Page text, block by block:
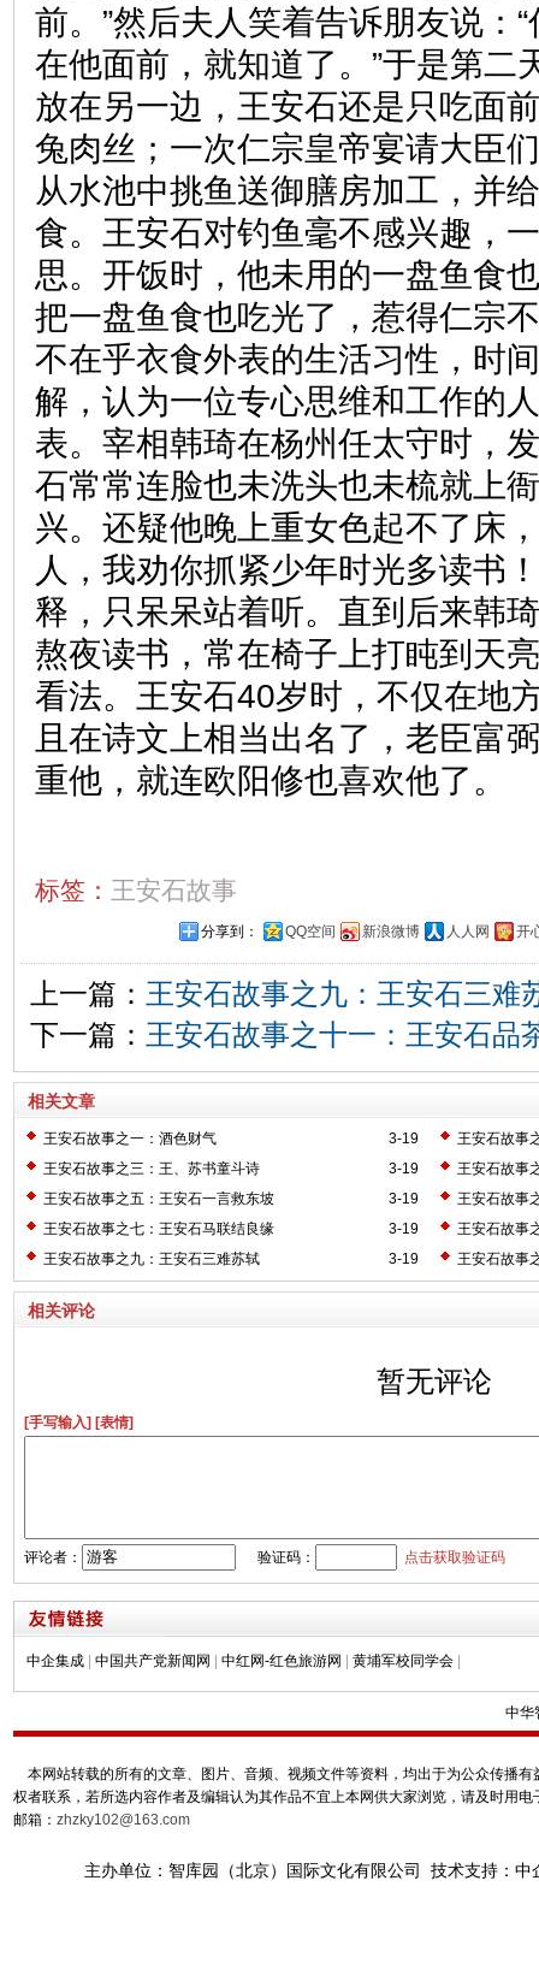
前。”然后夫人笑着告诉朋友说：
在他面前，就知道了。”于是第二
放在另一边，王安石还是只吃面
兔肉丝；一次仁宗皇帝宴请大臣
从水池中挑鱼送御膳房加工，并
食。王安石对钓鱼毫不感兴趣，
思。开饭时，他未用的一盘鱼食
把一盘鱼食也吃光了，惹得仁宗
不在乎衣食外表的生活习性，时
解，认为一位专心思维和工作的
表。宰相韩琦在杨州任太守时，
石常常连脸也未洗头也未梳就上
兴。还疑他晚上重女色起不了床
人，我劝你抓紧少年时光多读书
释，只呆呆站着听。直到后来韩
熬夜读书，常在椅子上打盹到天
看法。王安石40岁时，不仅在地
且在诗文上相当出名了，老臣富
重他，就连欧阳修也喜欢他了。
标签： 王安石故事
分享到： QQ空间 新浪微博 人人网 开
上一篇： 王安石故事之九：王安石三难
下一篇： 王安石故事之十一：王安石品
相关文章
3-19
王安石故事之一：酒色财气
王安石故事
3-19
王安石故事之三：王、苏书童斗诗
王安石故事
3-19
王安石故事之五：王安石一言救东坡
王安石故事
3-19
王安石故事之七：王安石马联结良缘
王安石故事
3-19
王安石故事之九：王安石三难苏轼 王安石故事
相关评论
暂无评论
[手写输入] [表情]
评论者： 验证码： 点击获取验证码
中企集成 中国共产党新闻网 中红网-红色旅游网 黄埔军校同学会
中华
本网站转载的所有的文章、图片、音频、视频文件等资料，均出于为公众传播
权者联系，若所选内容作者及编辑认为其作品不宜上本网供大家浏览，请及时用
邮箱： zhzky102@163.com
主办单位：智库园（北京）国际文化有限公司 技术支持：